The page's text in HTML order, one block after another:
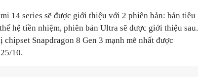
14 series sẽ được giới thiệu với 2 phiên bản: bản tiêu
hệ tiền nhiệm, phiên bản Ultra sẽ được giới thiệu sau.
Snapdragon 8 Gen 3 mạnh mẽ nhất được
10.